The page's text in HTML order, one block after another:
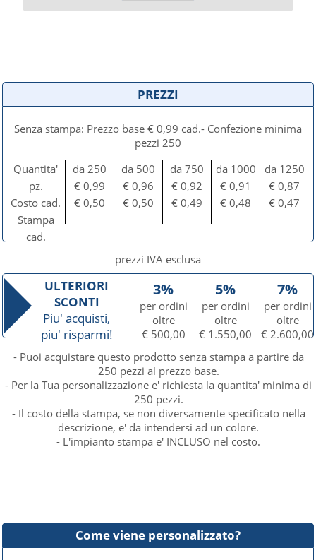
PREZZI
Senza stampa: Prezzo base € 0,99 cad.- Confezione minima
pezzi 250
Quantita'
pz.
Costo cad.
Stampa
cad.
da 250
€ 0,99
€ 0,50
da 500
€ 0,96
€ 0,50
da 750
€ 0,92
€ 0,49
da 1000
€ 0,91
€ 0,48
da 1250
€ 0,87
€ 0,47
prezzi IVA esclusa
ULTERIORI
SCONTI
Piu' acquisti,
piu' risparmi!
3%
per ordini
oltre
€ 500,00
5%
per ordini
oltre
€ 1.550,00
7%
per ordini
oltre
€ 2.600,00
- Puoi acquistare questo prodotto senza stampa a partire da
250 pezzi al prezzo base.
- Per la Tua personalizzazione e' richiesta la quantita' minima di
250 pezzi.
- Il costo della stampa, se non diversamente specificato nella
descrizione, e' da intendersi ad un colore.
- L'impianto stampa e' INCLUSO nel costo.
Come viene personalizzato?